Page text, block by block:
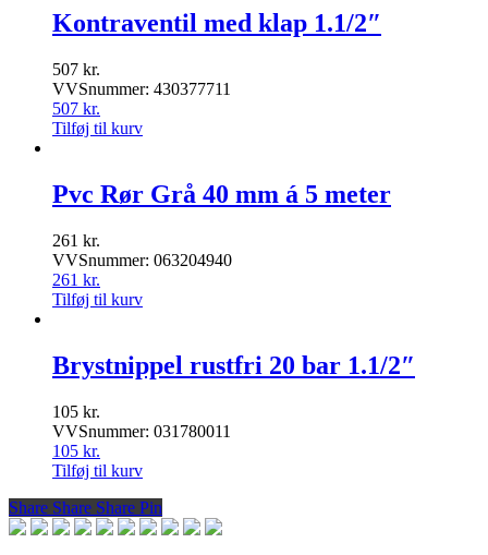
Kontraventil med klap 1.1/2″
507 kr.
VVSnummer: 430377711
507 kr.
Tilføj til kurv
Pvc Rør Grå 40 mm á 5 meter
261 kr.
VVSnummer: 063204940
261 kr.
Tilføj til kurv
Brystnippel rustfri 20 bar 1.1/2″
105 kr.
VVSnummer: 031780011
105 kr.
Tilføj til kurv
Share
Share Share Share Pin